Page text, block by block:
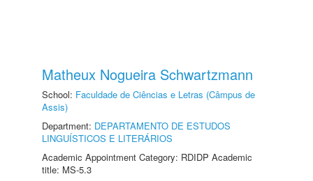
Matheux Nogueira Schwartzmann
School: Faculdade de Ciências e Letras (Câmpus de
Assis)
Department: DEPARTAMENTO DE ESTUDOS
LINGUÍSTICOS E LITERÁRIOS
Academic Appointment Category: RDIDP Academic
title: MS-5.3